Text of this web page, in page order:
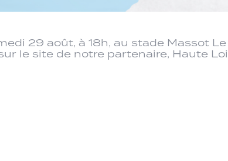
29 août, à 18h, au stade Massot
le site de notre partenaire, Haute